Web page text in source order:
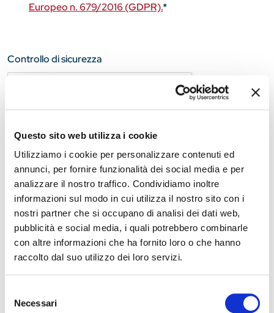
Questo sito web utilizza i cookie
Utilizziamo i cookie per personalizzare contenuti ed
annunci, per fornire funzionalità dei social media e per
analizzare il nostro traffico. Condividiamo inoltre
informazioni sul modo in cui utilizza il nostro sito con i
nostri partner che si occupano di analisi dei dati web,
pubblicità e social media, i quali potrebbero combinarle
con altre informazioni che ha fornito loro o che hanno
raccolto dal suo utilizzo dei loro servizi.
delNecessari
Europeo n. 679/2016 (GDPR).*
Controllo di sicurezza
RICHIEDI INFORMAZIONI